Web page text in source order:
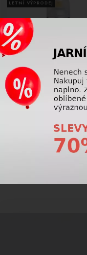
LETNÍ VÝPRODEJ
Impregnace Toko care Shoe
Water Proof Pro 5582841
61369
425,00Kč
-10%